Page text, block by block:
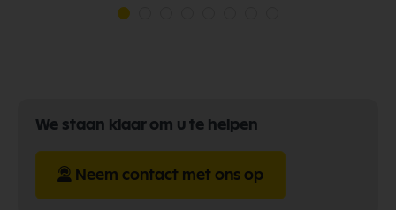
We staan klaar om u te helpen
Neem contact met ons op